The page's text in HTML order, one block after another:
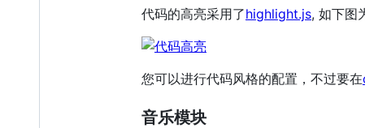
代码的高亮采用了highlight.js, 如下图
您可以进行代码风格的配置，不过要在
音乐模块